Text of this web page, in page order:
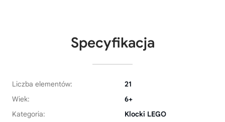
Specyfikacja
Liczba elementów:
21
Wiek:
6+
Kategoria:
Klocki LEGO